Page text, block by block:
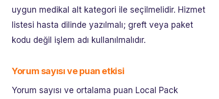
uygun medikal alt kategori ile seçilmelidir. Hizmet
listesi hasta dilinde yazılmalı; greft veya paket
kodu değil işlem adı kullanılmalıdır.
Yorum sayısı ve puan etkisi
Yorum sayısı ve ortalama puan Local Pack